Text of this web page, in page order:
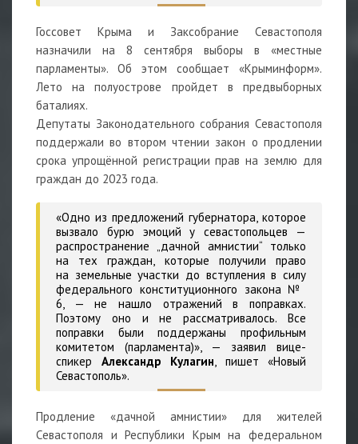
Госсовет Крыма и Заксобрание Севастополя
назначили на 8 сентября выборы в «местные
парламенты». Об этом сообщает «Крыминформ».
Лето на полуострове пройдет в предвыборных
баталиях.
Депутаты Законодательного собрания Севастополя
поддержали во втором чтении закон о продлении
срока упрощённой регистрации прав на землю для
граждан до 2023 года.
«Одно из предложений губернатора, которое
вызвало бурю эмоций у севастопольцев —
распространение „дачной амнистии“ только
на тех граждан, которые получили право
на земельные участки до вступления в силу
федерального конституционного закона №
6, — не нашло отражений в поправках.
Поэтому оно и не рассматривалось. Все
поправки были поддержаны профильным
комитетом (парламента)», — заявил вице-
спикер Александр Кулагин, пишет «Новый
Севастополь».
Продление «дачной амнистии» для жителей
Севастополя и Республики Крым на федеральном